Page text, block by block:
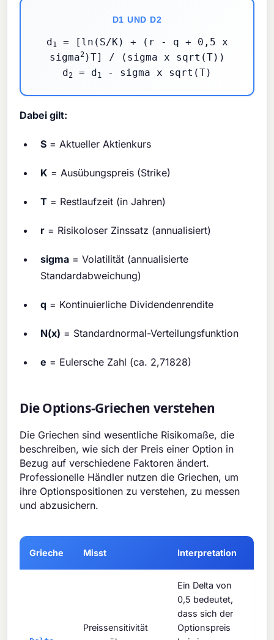
D1 UND D2
d1
= [ln(S/K) + (r - q + 0,5 x
sigma2)T] / (sigma x sqrt(T))
d2 = d1 - sigma x sqrt(T)
Dabei gilt:
S = Aktueller Aktienkurs
K = Ausübungspreis (Strike)
T = Restlaufzeit (in Jahren)
r = Risikoloser Zinssatz (annualisiert)
sigma = Volatilität (annualisierte
Standardabweichung)
q = Kontinuierliche Dividendenrendite
N(x) = Standardnormal-Verteilungsfunktion
e = Eulersche Zahl (ca. 2,71828)
Die Options-Griechen verstehen
Die Griechen sind wesentliche Risikomaße, die
beschreiben, wie sich der Preis einer Option in
Bezug auf verschiedene Faktoren ändert.
Professionelle Händler nutzen die Griechen, um
ihre Optionspositionen zu verstehen, zu messen
und abzusichern.
Grieche Misst Interpretation
Preissensitivität
Ein Delta von
0,5 bedeutet,
dass sich der
Optionspreis